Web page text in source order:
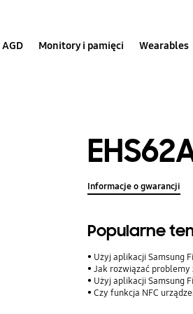
AGD Monitory i pamięci Wearables
Informacje o gwarancji
Popularne
Użyj aplikacji Samsung
Jak rozwiązać problemy
Użyj aplikacji Samsung
Czy funkcja NFC